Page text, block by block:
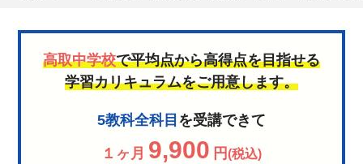
高取中学校で平均点から高得点を目指せる
学習カリキュラムをご用意します。
5教科全科目 を受講できて
１ヶ月 9,900 円(税込)